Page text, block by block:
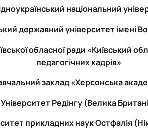
національний
державний університет імені
обласної ради «Київський
педагогічних кадрів»
заклад «Херсонська
Університет Редінгу (Велика
прикладних наук Остфалія